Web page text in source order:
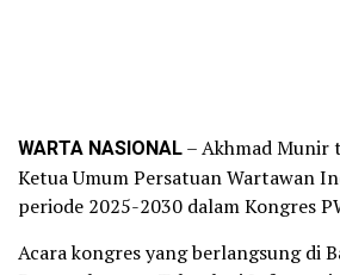
WARTA NASIONAL– Akhmad Munir
Ketua Umum Persatuan Wartawan
periode 2025-2030 dalam Kongres
Acara kongres yang berlangsung di